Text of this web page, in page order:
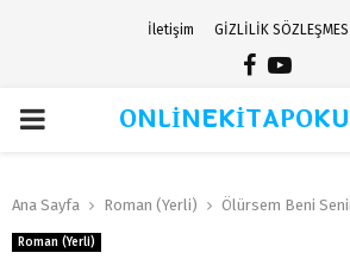
İletişim GİZLİLİK
Facebook
PRIMARY
Ana Sayfa Roman (Yerli) Ölürsem Beni
Roman (Yerli)